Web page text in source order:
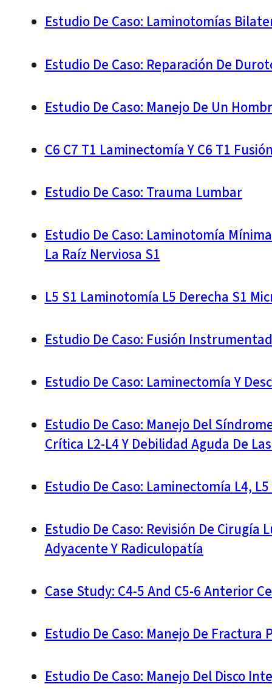
Estudio De Caso: Laminotomías
Estudio De Caso: Reparación De
Estudio De Caso: Manejo De Un
C6 C7 T1 Laminectomía Y C6 T1
Estudio De Caso: Trauma Lumbar
Estudio De Caso: Laminotomía
La Raíz Nerviosa S1
L5 S1 Laminotomía L5 Derecha S1
Estudio De Caso: Fusión
Estudio De Caso: Laminectomía Y
Estudio De Caso: Manejo Del
Crítica L2-L4 Y Debilidad Aguda De
Estudio De Caso: Laminectomía L4,
Estudio De Caso: Revisión De
Adyacente Y Radiculopatía
Case Study: C4-5 And C5-6 Anterior
Estudio De Caso: Manejo De
Estudio De Caso: Manejo Del Disco